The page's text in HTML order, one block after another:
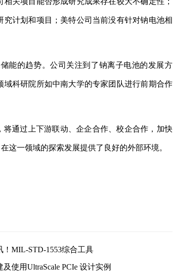
计划和项目；美特公司当前没有针对钠电池相
能的趋势。公司关注到了钠离子电池的发展方
科研院所如中南大学的专家团队进行前期合作
通过上下游联动、企企合作、校企合作，加快
这一领域的探索发展提供了良好的外部环境。
！MIL-STD-1553综合工具
使用UltraScale PCIe 设计实例